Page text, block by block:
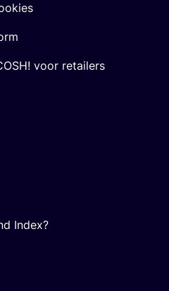
voor retailers
Index?